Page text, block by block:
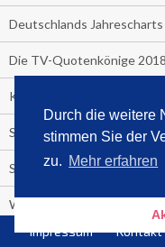
Durch die weitere
stimmen Sie der
zu. Mehr erfahren
Deutschlands
Die TV-Quotenkönige 2018
KNV und Media Control
STRENG VERTRAULICH
Streaming verändert TV?
Welcher TV-Sender hat
Michelle for President!
Impressum Kontakt